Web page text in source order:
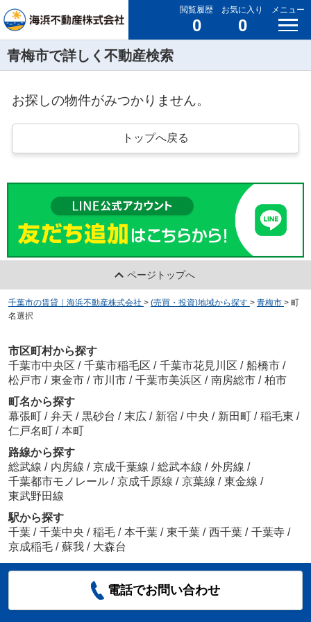
閲覧履歴
0
お気に入り
0
メニュー
青梅市で詳しく不動産検索
お探しの物件がみつかりません。
トップへ戻る
ページトップへ
千葉市の賃貸｜海浜不動産株式会社 > (売買・投資)地域から探す > 青梅市 > 町
名選択
市区町村から探す
千葉市中央区 / 千葉市稲毛区 / 千葉市花見川区 / 船橋市 /
松戸市 / 東金市 / 市川市 / 千葉市美浜区 / 南房総市 / 柏市
町名から探す
幕張町 / 弁天 / 黒砂台 / 末広 / 新宿 / 中央 / 新田町 / 稲毛東 /
仁戸名町 / 本町
路線から探す
総武線 / 内房線 / 京成千葉線 / 総武本線 / 外房線 /
千葉都市モノレール / 京成千原線 / 京葉線 / 東金線 /
東武野田線
駅から探す
千葉 / 千葉中央 / 稲毛 / 本千葉 / 東千葉 / 西千葉 / 千葉寺 /
京成稲毛 / 蘇我 / 大森台
電話でお問い合わせ